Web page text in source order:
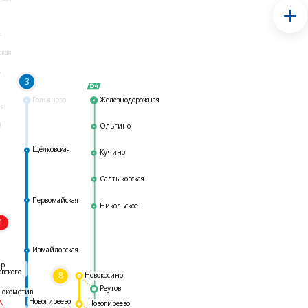
Гольяново
3
8
Железнодорожная
Ольгино
Кучино
Салтыковская
Никольское
Реутов
Измайловская
Первомайская
Щёлковская
Новогиреево
Новогиреево
Новокосино